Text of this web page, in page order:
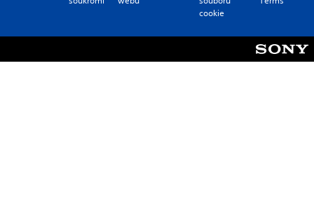
cookie